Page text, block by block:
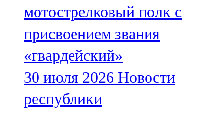
мотострелковый полк с
присвоением звания
«гвардейский»
30 июля 2026 Новости
республики